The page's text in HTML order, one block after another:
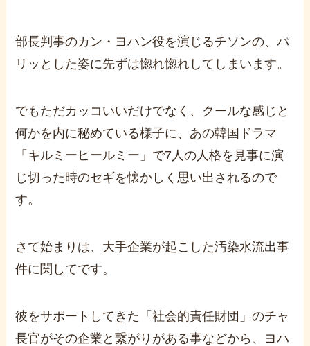
部長判事のカン・ヨハン役を演じるチソンの、パ
リッとした姿に先ずは惚れ惚れしてしまいます。
でもただカッコいいだけでなく、クールな感じと
何かを内に秘めている様子に、あの韓国ドラマ
「キルミーヒールミー」で7人の人格を見事に演
じ切った時のセギを懐かしく思い出されるので
す。
さて始まりは、大手企業が起こした汚染水流出事
件に関してです。
彼をサポートしてきた「社会的責任財団」のチャ
長官がその企業と繋がりがある事などから、ヨハ